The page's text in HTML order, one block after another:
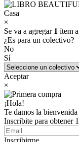
×
Se va a agregar 1 ítem
¿Es para un colectivo?
No
Sí
Aceptar
×
¡Hola!
Te damos la
Inscribite para obtener
Inscribirme